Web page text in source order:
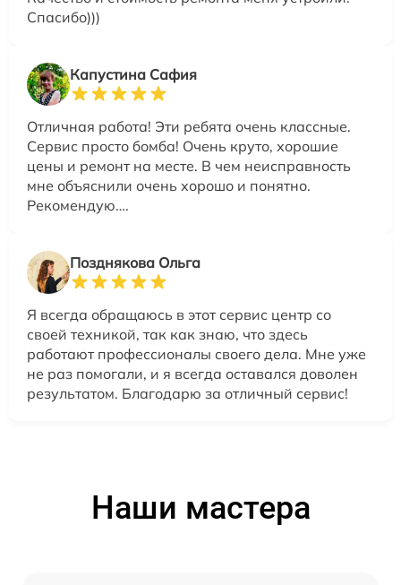
Спасибо)))
Капустина Сафия
Отличная работа! Эти ребята очень классные.
Сервис просто бомба! Очень круто, хорошие
цены и ремонт на месте. В чем неисправность
мне объяснили очень хорошо и понятно.
Рекомендую….
Позднякова Ольга
Я всегда обращаюсь в этот сервис центр со
своей техникой, так как знаю, что здесь
работают профессионалы своего дела. Мне уже
не раз помогали, и я всегда оставался доволен
результатом. Благодарю за отличный сервис!
Наши мастера